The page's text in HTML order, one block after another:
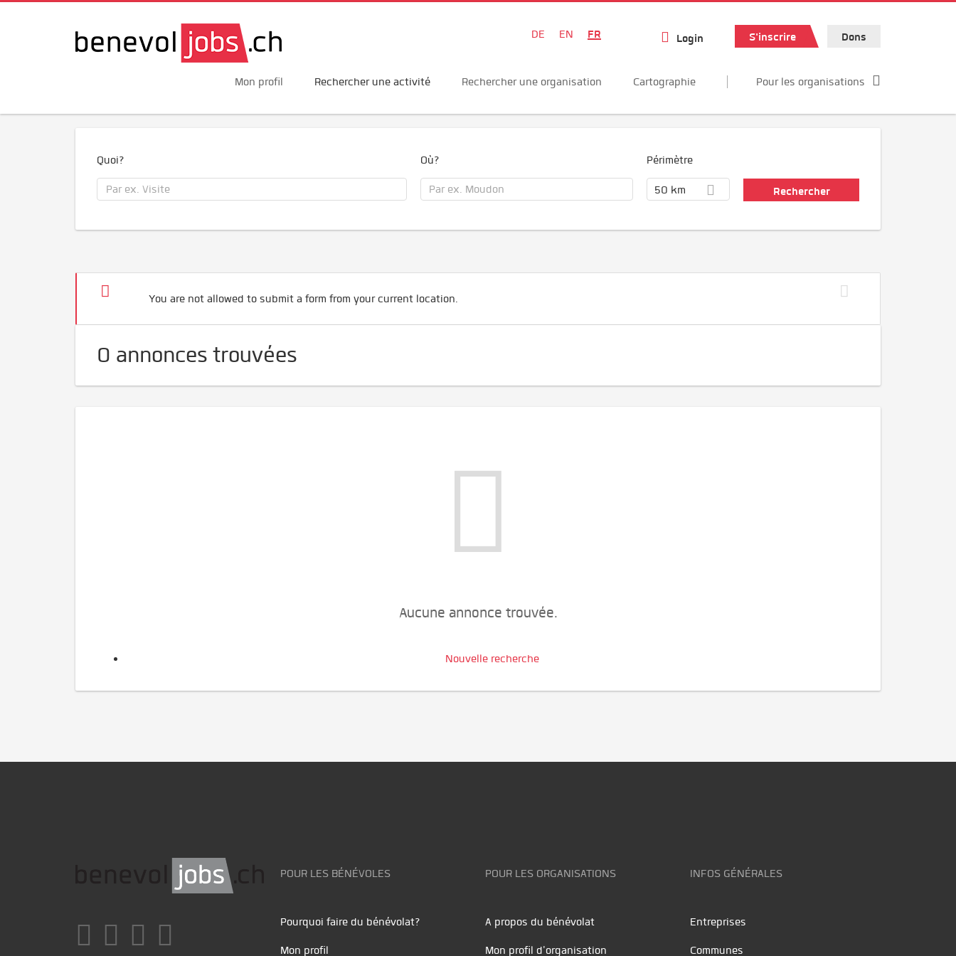
DE EN FR Login S'inscrire Dons
Mon profil Rechercher une activité Rechercher une organisation Cartographie Pour les organisations
Quoi? Où? Périmètre
50 km
You are not allowed to submit a form from your current location.
0 annonces trouvées
Aucune annonce trouvée.
Nouvelle recherche
POUR LES BÉNÉVOLES
Pourquoi faire du bénévolat?
Mon profil
POUR LES ORGANISATIONS
A propos du bénévolat
Mon profil d'organisation
INFOS GÉNÉRALES
Entreprises
Communes